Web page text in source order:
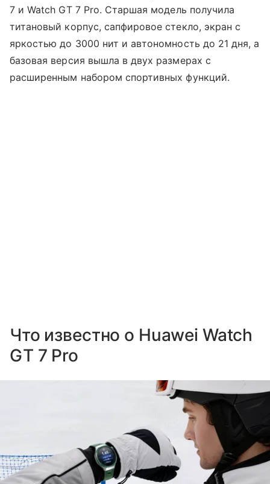
7 и Watch GT 7 Pro. Старшая модель получила
титановый корпус, сапфировое стекло, экран с
яркостью до 3000 нит и автономность до 21 дня, а
базовая версия вышла в двух размерах с
расширенным набором спортивных функций.
Что известно о Huawei Watch
GT 7 Pro